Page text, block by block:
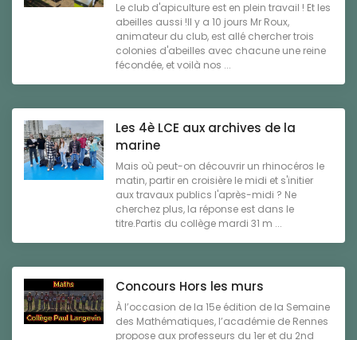
Le club d'apiculture est en plein travail ! Et les
abeilles aussi !Il y a 10 jours Mr Roux,
animateur du club, est allé chercher trois
colonies d'abeilles avec chacune une reine
fécondée, et voilà nos ...
Les 4è LCE aux archives de la
marine
Mais où peut-on découvrir un rhinocéros le
matin, partir en croisière le midi et s'initier
aux travaux publics l'après-midi ? Ne
cherchez plus, la réponse est dans le
titre.Partis du collège mardi 31 m ...
Concours Hors les murs
À l’occasion de la 15e édition de la Semaine
des Mathématiques, l’académie de Rennes
propose aux professeurs du 1er et du 2nd